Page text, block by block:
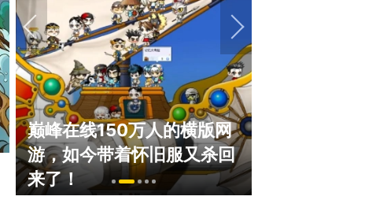
巅峰在线150万人的横版网
游，如今带着怀旧服又杀回
来了！